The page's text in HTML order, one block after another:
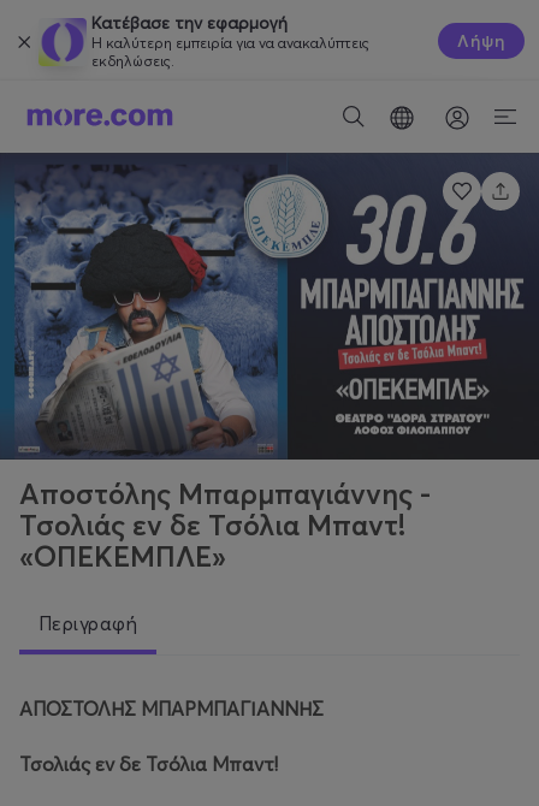
Κατέβασε την εφαρμογή
Η καλύτερη εμπειρία για να ανακαλύπτεις
εκδηλώσεις.
Λήψη
Αποστόλης Μπαρμπαγιάννης -
Τσολιάς εν δε Τσόλια Μπαντ!
«ΟΠΕΚΕΜΠΛΕ»
Περιγραφή
ΑΠΟΣΤΟΛΗΣ ΜΠΑΡΜΠΑΓΙΑΝΝΗΣ
Τσολιάς εν δε Τσόλια Μπαντ!